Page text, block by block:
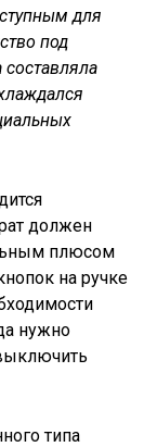
для
под
должен
плюсом
на ручке
нужно
типа